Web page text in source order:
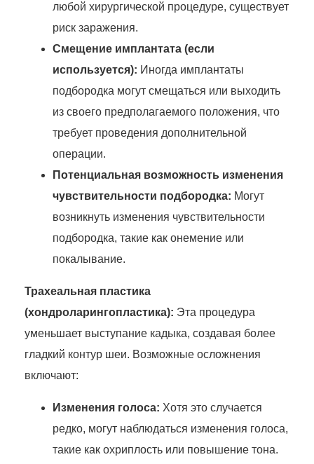
любой хирургической процедуре, существует
риск заражения.
Смещение имплантата (если
используется): Иногда имплантаты
подбородка могут смещаться или выходить
из своего предполагаемого положения, что
требует проведения дополнительной
операции.
Потенциальная возможность изменения
чувствительности подбородка: Могут
возникнуть изменения чувствительности
подбородка, такие как онемение или
покалывание.
Трахеальная пластика
(хондроларингопластика): Эта процедура
уменьшает выступание кадыка, создавая более
гладкий контур шеи. Возможные осложнения
включают:
Изменения голоса: Хотя это случается
редко, могут наблюдаться изменения голоса,
такие как охриплость или повышение тона.